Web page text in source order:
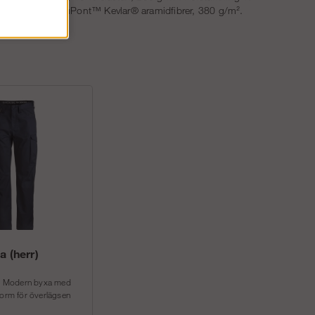
18 % DuPont™ Kevlar® aramidfibrer, 380 g/m².
(herr)
byxa med
för överlägsen